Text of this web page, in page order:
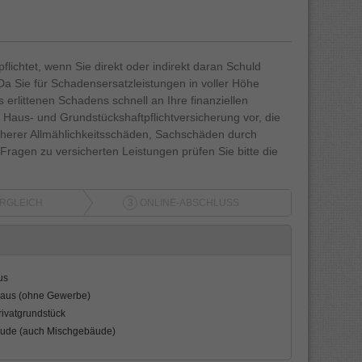
wenn Sie direkt oder indirekt daran Schuld
Sie für Schadensersatzleistungen in voller Höhe
Schadens schnell an Ihre finanziellen
und Grundstückshaftpflichtversicherung vor, die
Allmählichkeitsschäden, Sachschäden durch
zu versicherten Leistungen prüfen Sie bitte die